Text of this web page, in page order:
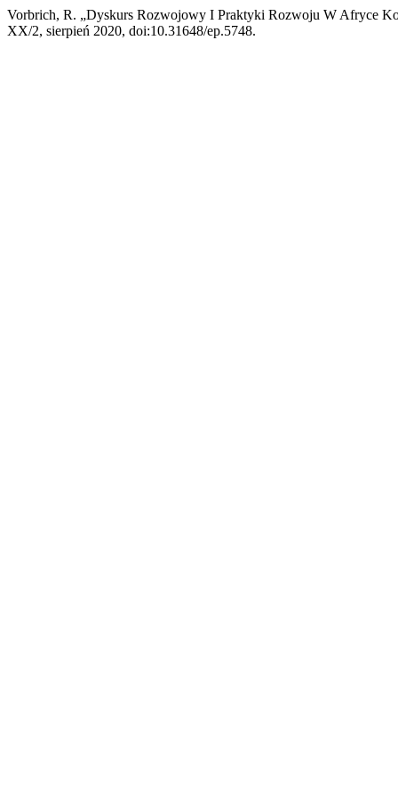
Vorbrich, R. „Dyskurs Rozwojowy I Praktyki Rozwoju W Afryce
XX/2, sierpień 2020, doi:10.31648/ep.5748.